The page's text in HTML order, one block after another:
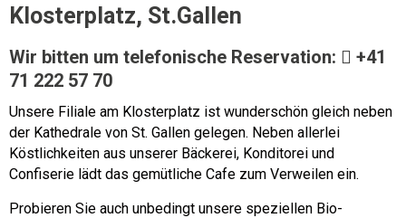
Klosterplatz, St.Gallen
Wir bitten um telefonische Reservation:
+41
71 222 57 70
Unsere Filiale am Klosterplatz ist wunderschön gleich neben
der Kathedrale von St. Gallen gelegen. Neben allerlei
Köstlichkeiten aus unserer Bäckerei, Konditorei und
Confiserie lädt das gemütliche Cafe zum Verweilen ein.
Probieren Sie auch unbedingt unsere speziellen Bio-